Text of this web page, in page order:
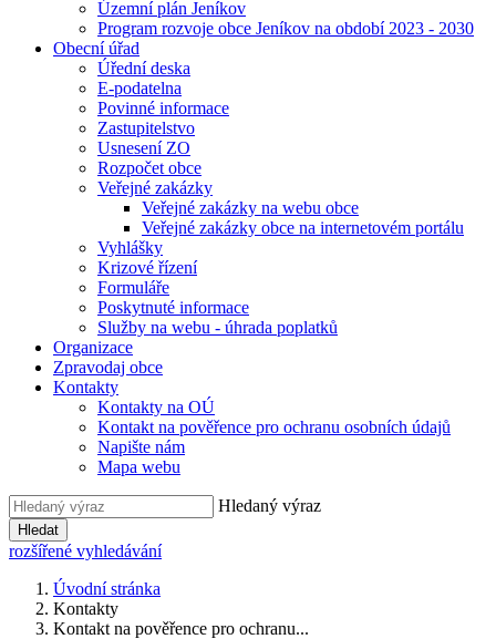
Územní plán Jeníkov
Program rozvoje obce Jeníkov na období 2023 - 2030
Obecní úřad
Úřední deska
E-podatelna
Povinné informace
Zastupitelstvo
Usnesení ZO
Rozpočet obce
Veřejné zakázky
Veřejné zakázky na webu obce
Veřejné zakázky obce na internetovém portálu
Vyhlášky
Krizové řízení
Formuláře
Poskytnuté informace
Služby na webu - úhrada poplatků
Organizace
Zpravodaj obce
Kontakty
Kontakty na OÚ
Kontakt na pověřence pro ochranu osobních údajů
Napište nám
Mapa webu
Hledaný výraz
Hledat
rozšířené vyhledávání
Úvodní stránka
Kontakty
Kontakt na pověřence pro ochranu...